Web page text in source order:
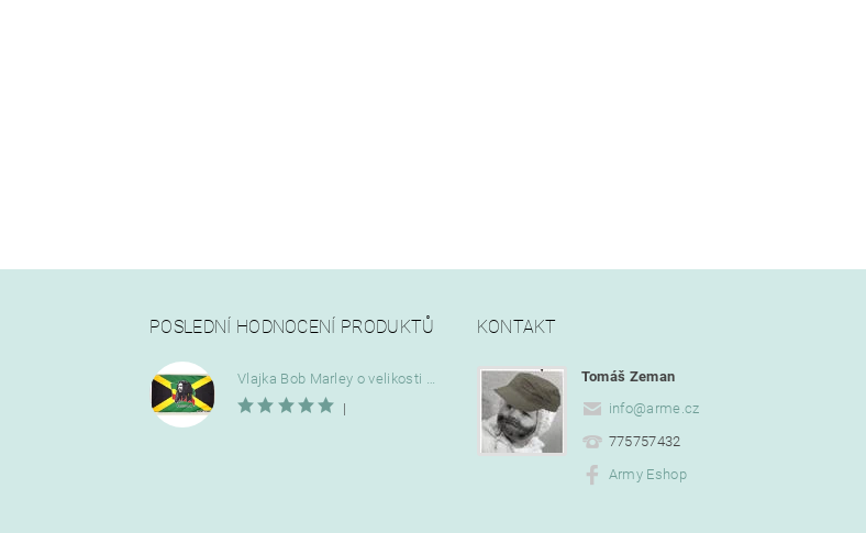
POSLEDNÍ HODNOCENÍ PRODUKTŮ
Vlajka Bob Marley o velikosti 90 x 150 cm
|
KONTAKT
Tomáš Zeman
info@arme.cz
775757432
Army Eshop